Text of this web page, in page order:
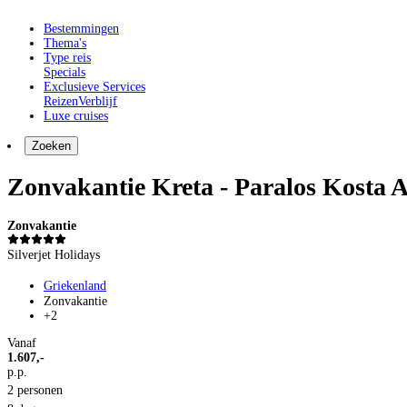
Bestemmingen
Thema's
Type reis
Specials
Exclusieve Services
ReizenVerblijf
Luxe cruises
Zoeken
Zonvakantie Kreta - Paralos Kosta
Zonvakantie
Silverjet Holidays
Griekenland
Zonvakantie
+2
Vanaf
1.607,-
p.p.
2 personen